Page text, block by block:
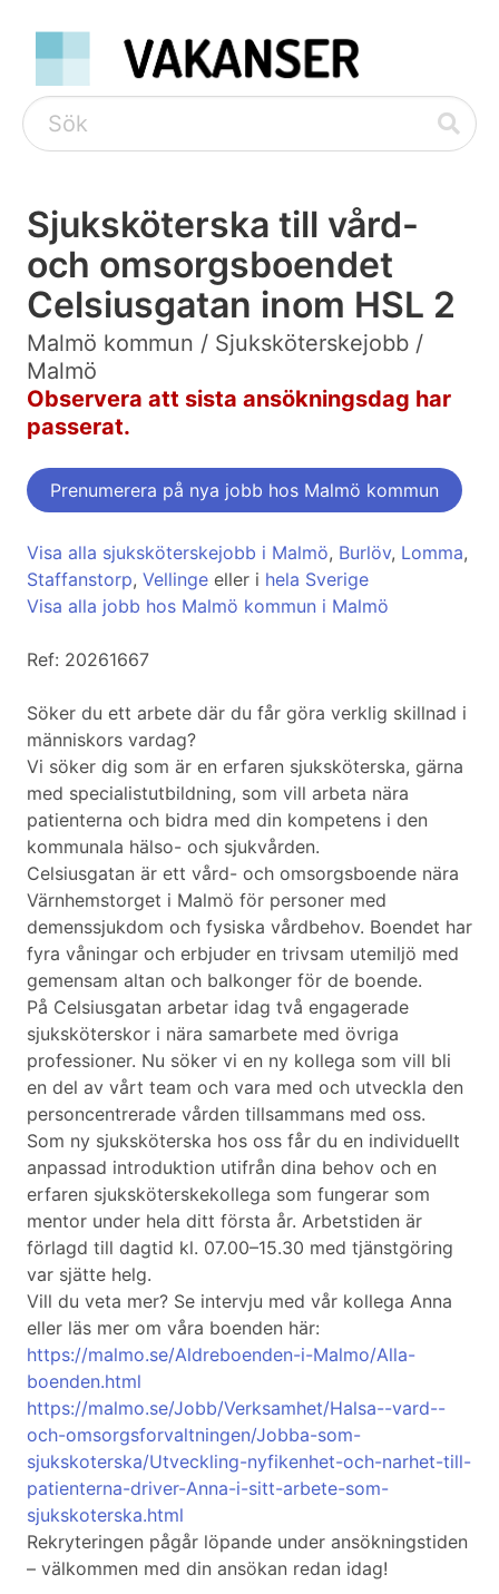
Sjuksköterska till vård-
och omsorgsboendet
Celsiusgatan inom HSL 2
Malmö kommun / Sjuksköterskejobb /
Malmö
Observera att sista ansökningsdag har
passerat.
Prenumerera på nya jobb hos Malmö kommun
Visa alla sjuksköterskejobb i Malmö, Burlöv, Lomma,
Staffanstorp, Vellinge eller i hela Sverige
Visa alla jobb hos Malmö kommun i Malmö
Ref: 20261667
Söker du ett arbete där du får göra verklig skillnad i
människors vardag?
Vi söker dig som är en erfaren sjuksköterska, gärna
med specialistutbildning, som vill arbeta nära
patienterna och bidra med din kompetens i den
kommunala hälso- och sjukvården.
Celsiusgatan är ett vård- och omsorgsboende nära
Värnhemstorget i Malmö för personer med
demenssjukdom och fysiska vårdbehov. Boendet har
fyra våningar och erbjuder en trivsam utemiljö med
gemensam altan och balkonger för de boende.
På Celsiusgatan arbetar idag två engagerade
sjuksköterskor i nära samarbete med övriga
professioner. Nu söker vi en ny kollega som vill bli
en del av vårt team och vara med och utveckla den
personcentrerade vården tillsammans med oss.
Som ny sjuksköterska hos oss får du en individuellt
anpassad introduktion utifrån dina behov och en
erfaren sjuksköterskekollega som fungerar som
mentor under hela ditt första år. Arbetstiden är
förlagd till dagtid kl. 07.00–15.30 med tjänstgöring
var sjätte helg.
Vill du veta mer? Se intervju med vår kollega Anna
eller läs mer om våra boenden här:
https://malmo.se/Aldreboenden-i-Malmo/Alla-
boenden.html
https://malmo.se/Jobb/Verksamhet/Halsa--vard--
och-omsorgsforvaltningen/Jobba-som-
sjukskoterska/Utveckling-nyfikenhet-och-narhet-till-
patienterna-driver-Anna-i-sitt-arbete-som-
sjukskoterska.html
Rekryteringen pågår löpande under ansökningstiden
– välkommen med din ansökan redan idag!